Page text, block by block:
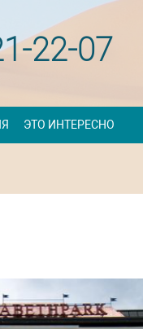
22-07
ЭТО ИНТЕРЕСНО